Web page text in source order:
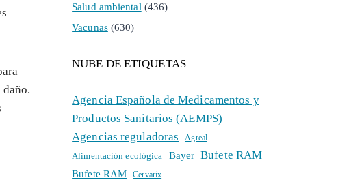
Salud ambiental (436)
Vacunas(630)
NUBE DE ETIQUETAS
Agencia Española de Medicamentos y
Productos Sanitarios (AEMPS)
Agencias reguladoras
Agreal
Alimentación ecológica Bayer Bufete RAM
Bufete RAM Cervarix